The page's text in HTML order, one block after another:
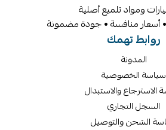
ومواد تلميع أصلية
أسعار منافسة • جودة مضمونة
روابط تهمك
المدونة
سياسة الخصوصية
الاسترجاع والاستبدال
السجل التجاري
الشحن والتوصيل